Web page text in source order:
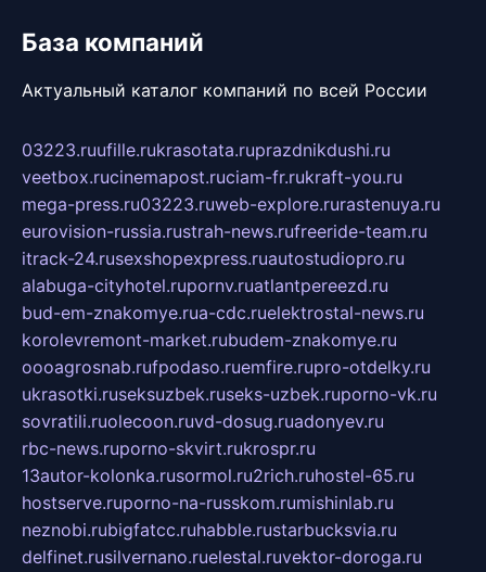
База компаний
Актуальный каталог компаний по всей России
03223.ruufille.rukrasotata.ruprazdnikdushi.ru
veetbox.rucinemapost.ruciam-fr.rukraft-you.ru
mega-press.ru03223.ruweb-explore.rurastenuya.ru
eurovision-russia.rustrah-news.rufreeride-team.ru
itrack-24.rusexshopexpress.ruautostudiopro.ru
alabuga-cityhotel.rupornv.ruatlantpereezd.ru
bud-em-znakomye.rua-cdc.ruelektrostal-news.ru
korolevremont-market.rubudem-znakomye.ru
oooagrosnab.rufpodaso.ruemfire.rupro-otdelky.ru
ukrasotki.ruseksuzbek.ruseks-uzbek.ruporno-vk.ru
sovratili.ruolecoon.ruvd-dosug.ruadonyev.ru
rbc-news.ruporno-skvirt.rukrospr.ru
13autor-kolonka.rusormol.ru2rich.ruhostel-65.ru
hostserve.ruporno-na-russkom.rumishinlab.ru
neznobi.rubigfatcc.ruhabble.rustarbucksvia.ru
delfinet.rusilvernano.ruelestal.ruvektor-doroga.ru